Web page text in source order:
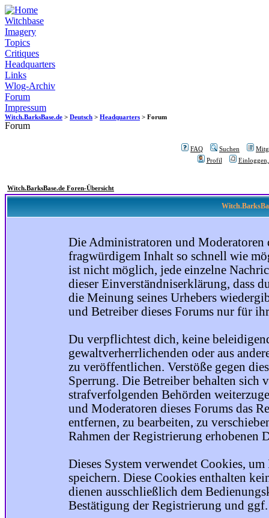
Witchbase
Imagery
Topics
Critiques
Headquarters
Links
Wlog-Archiv
Forum
Impressum
Witch.BarksBase.de > Deutsch > Headquarters > Forum
Forum
FAQ Suchen
Profil
Witch.BarksBase.de Foren-Übersicht
Die Administratoren und Moderatoren
fragwürdigem Inhalt so schnell wie
ist nicht möglich, jede einzelne
dieser Einverständniserklärung, dass
die Meinung seines Urhebers
und Betreiber dieses Forums nur für
Du verpflichtest dich, keine
gewaltverherrlichenden oder aus
zu veröffentlichen. Verstöße gegen
Sperrung. Die Betreiber behalten sich
strafverfolgenden Behörden
und Moderatoren dieses Forums das
entfernen, zu bearbeiten, zu
Rahmen der Registrierung erhobenen
Dieses System verwendet Cookies,
speichern. Diese Cookies enthalten
dienen ausschließlich dem
Bestätigung der Registrierung und ggf.